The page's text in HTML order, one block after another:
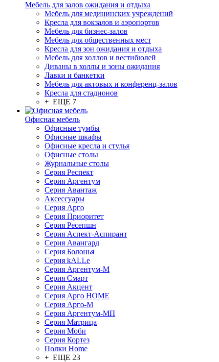
Мебель для залов ожидания и отдыха
Мебель для медицинских учреждений
Кресла для вокзалов и аэропортов
Мебель для бизнес-залов
Мебель для общественных мест
Кресла для зон ожидания и отдыха
Мебель для холлов и вестибюлей
Диваны в холлы и зоны ожидания
Лавки и банкетки
Мебель для актовых и конференц-залов
Кресла для стадионов
+ ЕЩЕ 7
Офисная мебель
Офисные тумбы
Офисные шкафы
Офисные кресла и стулья
Офисные столы
Журнальные столы
Серия Респект
Серия Аргентум
Серия Авантаж
Аксессуары
Серия Арго
Серия Приоритет
Серия Ресепшн
Серия Аспект-Аспирант
Серия Авангард
Серия Болонья
Серия kALLe
Серия Аргентум-М
Серия Смарт
Серия Акцент
Серия Арго HOME
Серия Арго-М
Серия Аргентум-МП
Серия Матрица
Серия Моби
Серия Кортез
Полки Home
+ ЕЩЕ 23